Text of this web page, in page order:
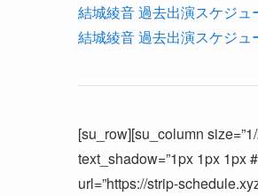
結城綾音 過去出演スケジュ
結城綾音 過去出演スケジュ
[su_row][su_column
text_shadow=”1px 1px 1px
url=”https://strip-